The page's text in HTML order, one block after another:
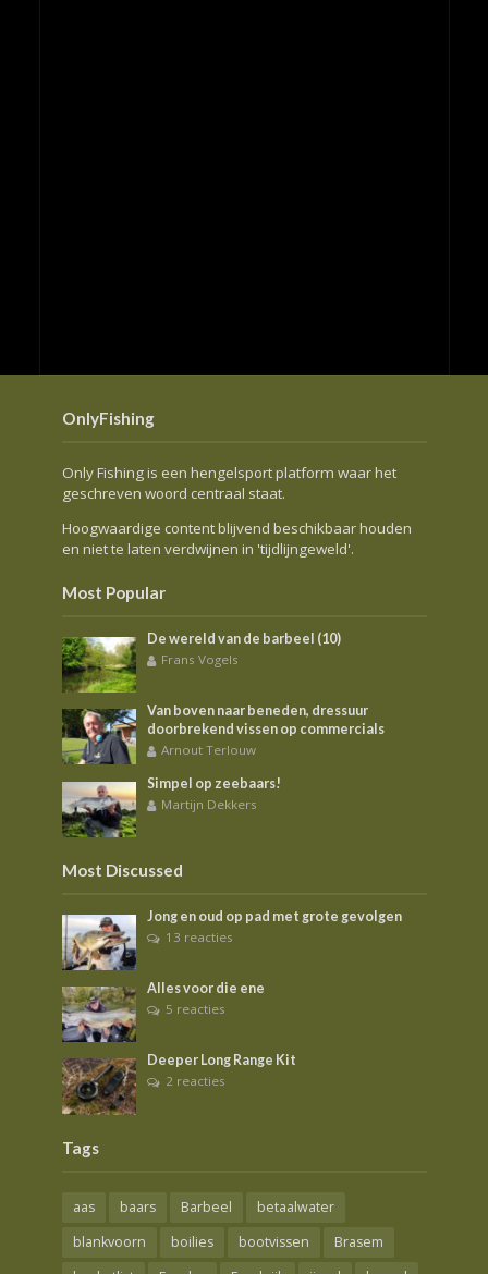
OnlyFishing
Only Fishing is een hengelsport platform waar het
geschreven woord centraal staat.
Hoogwaardige content blijvend beschikbaar houden
en niet te laten verdwijnen in 'tijdlijngeweld'.
Most Popular
De wereld van de barbeel (10)
Frans Vogels
Van boven naar beneden, dressuur
doorbrekend vissen op commercials
Arnout Terlouw
Simpel op zeebaars!
Martijn Dekkers
Most Discussed
Jong en oud op pad met grote gevolgen
13 reacties
Alles voor die ene
5 reacties
Deeper Long Range Kit
2 reacties
Tags
aas baars Barbeel
betaalwater
blankvoorn
boilies bootvissen
Brasem